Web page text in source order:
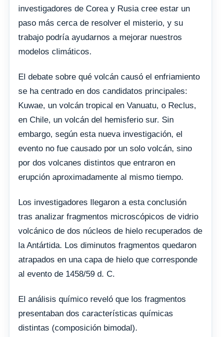
investigadores de Corea y Rusia cree estar un
paso más cerca de resolver el misterio, y su
trabajo podría ayudarnos a mejorar nuestros
modelos climáticos.
El debate sobre qué volcán causó el enfriamiento
se ha centrado en dos candidatos principales:
Kuwae, un volcán tropical en Vanuatu, o Reclus,
en Chile, un volcán del hemisferio sur. Sin
embargo, según esta nueva investigación, el
evento no fue causado por un solo volcán, sino
por dos volcanes distintos que entraron en
erupción aproximadamente al mismo tiempo.
Los investigadores llegaron a esta conclusión
tras analizar fragmentos microscópicos de vidrio
volcánico de dos núcleos de hielo recuperados de
la Antártida. Los diminutos fragmentos quedaron
atrapados en una capa de hielo que corresponde
al evento de 1458/59 d. C.
El análisis químico reveló que los fragmentos
presentaban dos características químicas
distintas (composición bimodal).